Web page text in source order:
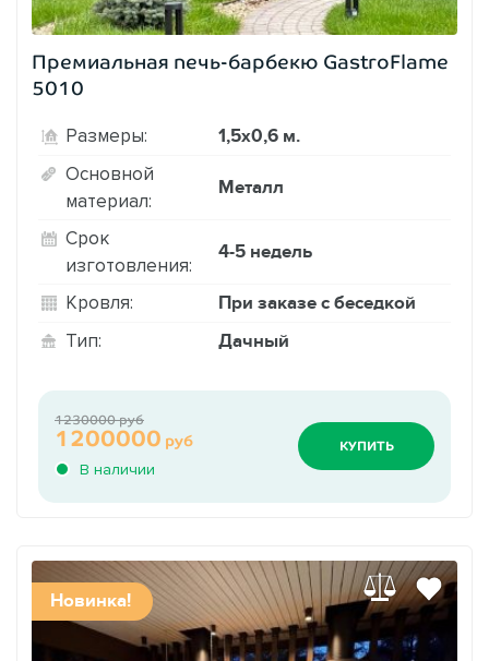
Премиальная печь-барбекю GastroFlame
5010
Размеры: 1,5х0,6 м.
Основной
материал:
Металл
Срок
изготовления:
4-5 недель
Кровля: При заказе с беседкой
Тип: Дачный
В наличии
1200000 руб
1230000 руб
КУПИТЬ
Новинка!